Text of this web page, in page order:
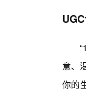
意、
你的